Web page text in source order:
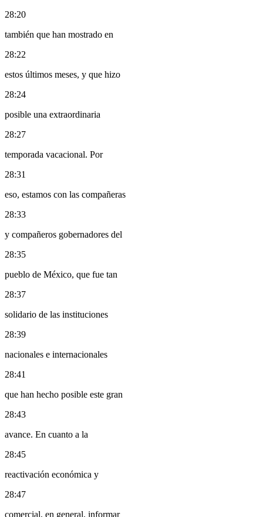
28:20
también que han mostrado en
28:22
estos últimos meses, y que hizo
28:24
posible una extraordinaria
28:27
temporada vacacional. Por
28:31
eso, estamos con las compañeras
28:33
y compañeros gobernadores del
28:35
pueblo de México, que fue tan
28:37
solidario de las instituciones
28:39
nacionales e internacionales
28:41
que han hecho posible este gran
28:43
avance. En cuanto a la
28:45
reactivación económica y
28:47
comercial, en general, informar